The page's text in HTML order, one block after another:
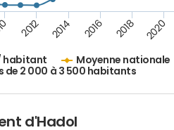
habitant
Moyenne nationale
de 2 000 à 3 500 habitants
2012 2014 2016 2018 2020
d'Hadol